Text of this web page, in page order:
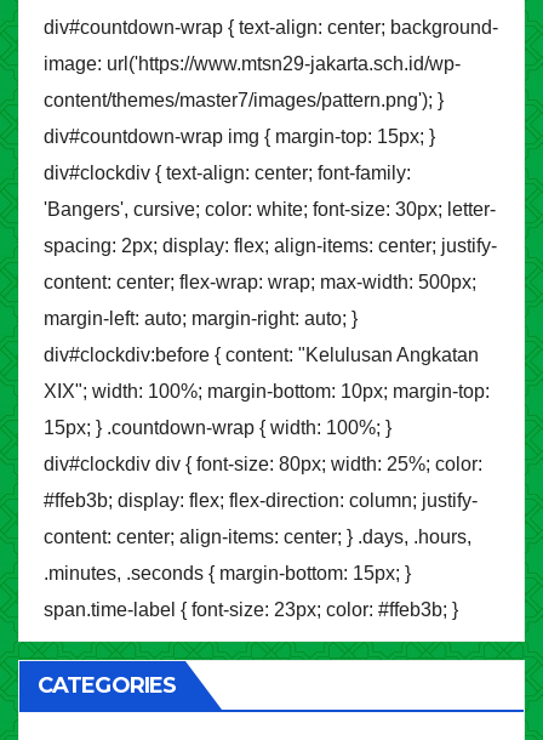
div#countdown-wrap { text-align: center; background-
image: url('https://www.mtsn29-jakarta.sch.id/wp-
content/themes/master7/images/pattern.png'); }
div#countdown-wrap img { margin-top: 15px; }
div#clockdiv { text-align: center; font-family:
'Bangers', cursive; color: white; font-size: 30px; letter-
spacing: 2px; display: flex; align-items: center; justify-
content: center; flex-wrap: wrap; max-width: 500px;
margin-left: auto; margin-right: auto; }
div#clockdiv:before { content: "Kelulusan Angkatan
XIX"; width: 100%; margin-bottom: 10px; margin-top:
15px; } .countdown-wrap { width: 100%; }
div#clockdiv div { font-size: 80px; width: 25%; color:
#ffeb3b; display: flex; flex-direction: column; justify-
content: center; align-items: center; } .days, .hours,
.minutes, .seconds { margin-bottom: 15px; }
span.time-label { font-size: 23px; color: #ffeb3b; }
CATEGORIES